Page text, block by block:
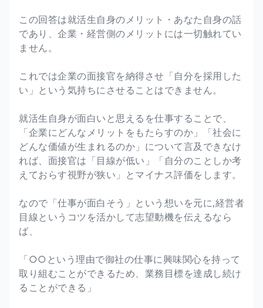
この回答は就活生自身のメリット・あなた自身の話
であり、企業・経営側のメリットには一切触れてい
ません。
これでは企業の面接官を納得させ「自分を採用した
い」という気持ちにさせることはできません。
就活生自身が面白いと思えるを仕事することで、
「企業にどんなメリットをもたらすのか」「社会に
どんな価値が生まれるのか」について言及できなけ
れば、面接官は「目線が低い」「自分のことしか考
えておらす視野が狭い」とマイナス評価をします。
なので「仕事が面白そう」という想いを元に,経営者
目線というコツを活かして志望動機を伝えるなら
ば、
「○○という理由で御社の仕事に興味関心を持って
取り組むことができるため、業務目標を達成し続け
ることができる」